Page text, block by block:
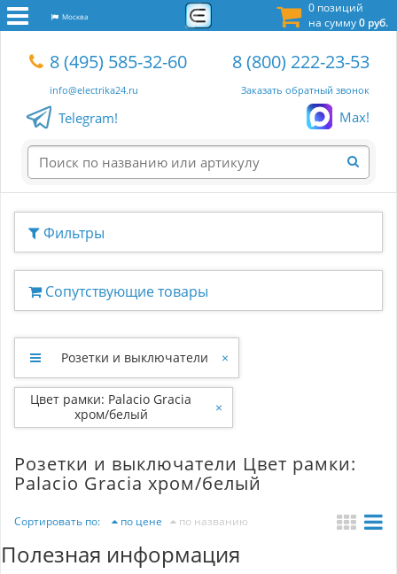
0 позиций
на сумму0 руб.
Москва
8 (495) 585-32-60
info@electrika24.ru
8 (800) 222-23-53
Заказать обратный звонок
Telegram! Max!
Фильтры
Сопутствующие товары
Розетки и выключатели ×
Цвет рамки: Palacio Gracia
хром/белый
×
Розетки и выключатели Цвет рамки:
Palacio Gracia хром/белый
Сортировать по: по цене по названию
Полезная информация